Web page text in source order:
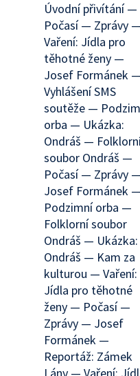
Úvodní přivítání —
Počasí — Zprávy —
Vaření: Jídla pro
těhotné ženy —
Josef Formánek —
Vyhlášení SMS
soutěže —
orba — Ukázka:
Ondráš —
soubor Ondráš —
Počasí — Zprávy —
Josef Formánek —
Podzimní orba —
Folklorní soubor
Ondráš — Ukázka:
Ondráš — Kam za
kulturou — Vaření:
Jídla pro těhotné
ženy — Počasí —
Zprávy — Josef
Formánek —
Reportáž: Zámek